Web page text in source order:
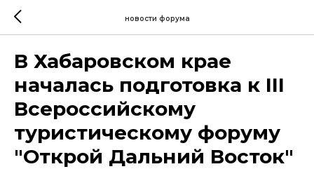
новости форума
В Хабаровском крае
началась подготовка к III
Всероссийскому
туристическому форуму
"Открой Дальний Восток"